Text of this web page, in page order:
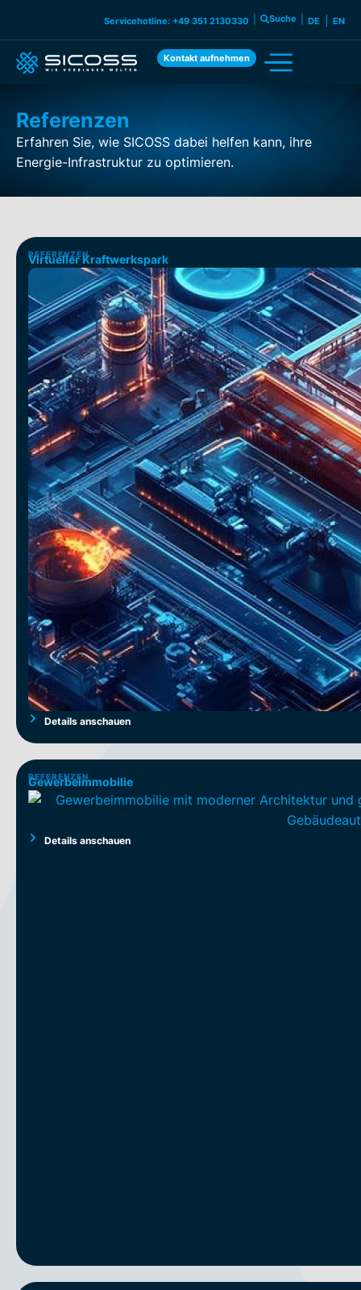
DE EN
Suche
Servicehotline: +49 351 2130330
Kontakt aufnehmen
Referenzen
Erfahren Sie, wie SICOSS dabei helfen kann, ihre
Energie-Infrastruktur zu optimieren.
REFERENZEN
Virtueller Kraftwerkspark
Details anschauen
REFERENZEN
Gewerbeimmobilie
Details anschauen